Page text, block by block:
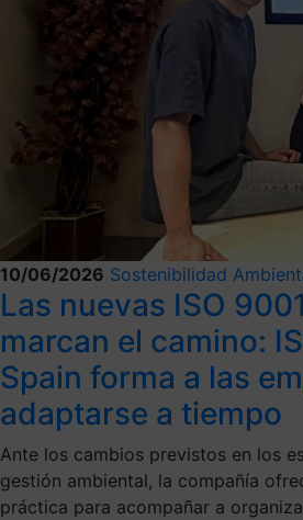
10/06/2026 Sostenibilidad
Las nuevas ISO
marcan el camino:
Spain forma a las
adaptarse a tiempo
Ante los cambios previstos en los
gestión ambiental, la compañía
práctica para acompañar a